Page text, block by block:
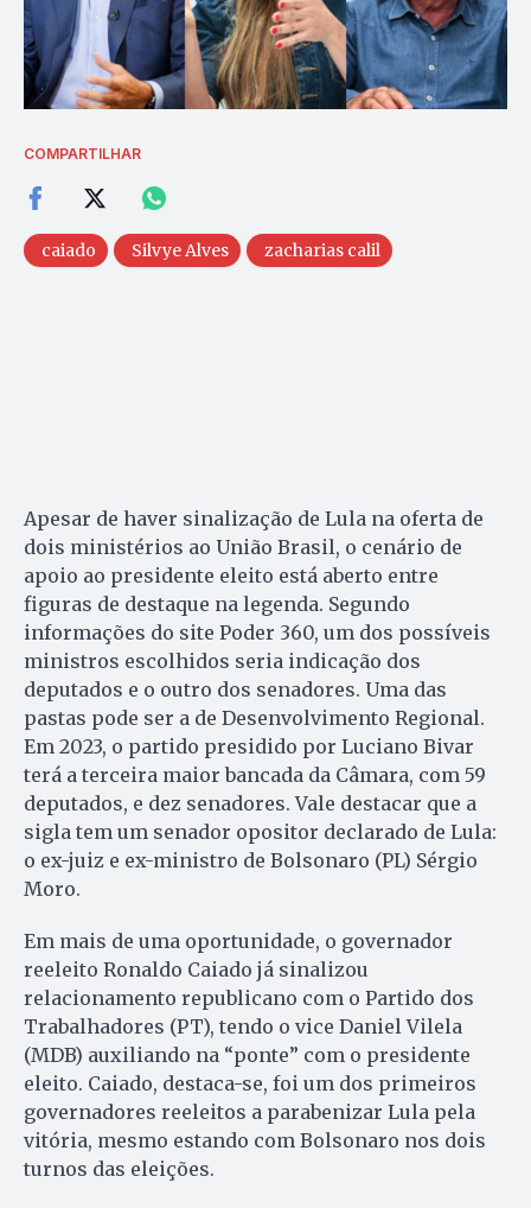
COMPARTILHAR
caiado Silvye Alves zacharias calil
Apesar de haver sinalização de Lula na oferta de
dois ministérios ao União Brasil, o cenário de
apoio ao presidente eleito está aberto entre
figuras de destaque na legenda. Segundo
informações do site Poder 360, um dos possíveis
ministros escolhidos seria indicação dos
deputados e o outro dos senadores. Uma das
pastas pode ser a de Desenvolvimento Regional.
Em 2023, o partido presidido por Luciano Bivar
terá a terceira maior bancada da Câmara, com 59
deputados, e dez senadores. Vale destacar que a
sigla tem um senador opositor declarado de Lula:
o ex-juiz e ex-ministro de Bolsonaro (PL) Sérgio
Moro.
Em mais de uma oportunidade, o governador
reeleito Ronaldo Caiado já sinalizou
relacionamento republicano com o Partido dos
Trabalhadores (PT), tendo o vice Daniel Vilela
(MDB) auxiliando na “ponte” com o presidente
eleito. Caiado, destaca-se, foi um dos primeiros
governadores reeleitos a parabenizar Lula pela
vitória, mesmo estando com Bolsonaro nos dois
turnos das eleições.